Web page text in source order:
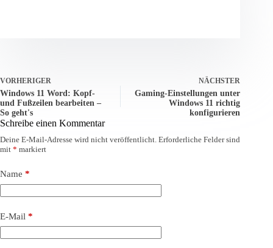
VORHERIGER
Windows 11 Word: Kopf-
und Fußzeilen bearbeiten –
So geht's
NÄCHSTER
Gaming-Einstellungen unter
Windows 11 richtig
konfigurieren
Schreibe einen Kommentar
Deine E-Mail-Adresse wird nicht veröffentlicht. Erforderliche Felder sind
mit * markiert
Name *
E-Mail *